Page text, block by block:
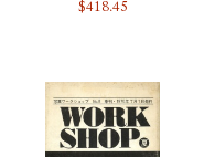
$418.45